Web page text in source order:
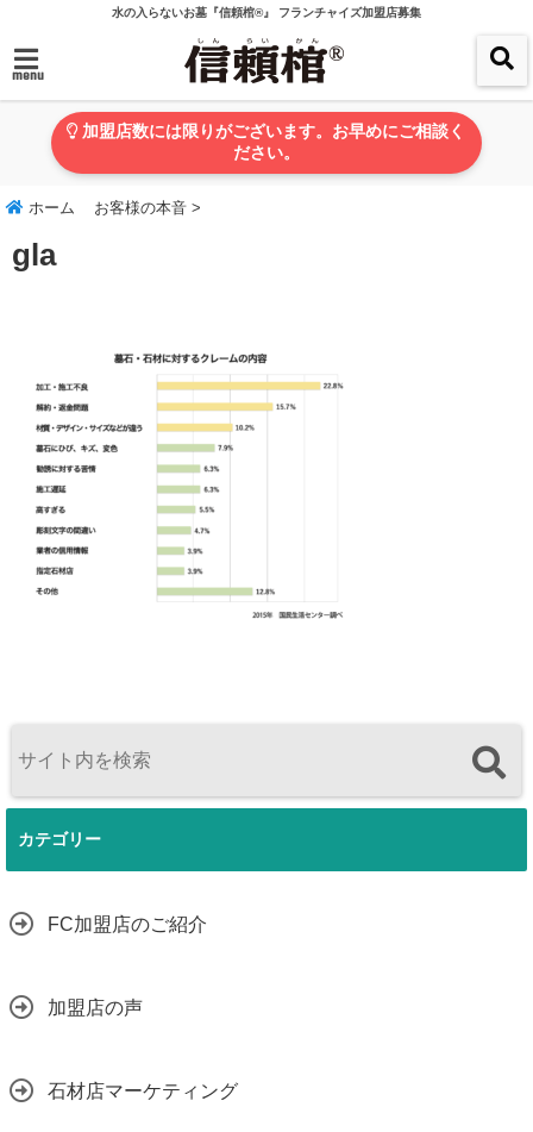
水の入らないお墓『信頼棺®』 フランチャイズ加盟店募集
menu
加盟店数には限りがございます。お早めにご相談く
ださい。
ホーム お客様の本音 >
gla
カテゴリー
FC加盟店のご紹介
加盟店の声
石材店マーケティング